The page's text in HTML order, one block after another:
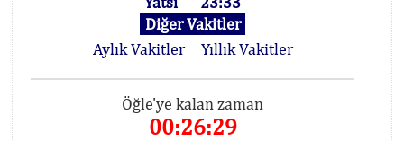
Diğer Vakitler
Aylık Vakitler
Yıllık Vakitler
Öğle'ye kalan zaman
00:26:29